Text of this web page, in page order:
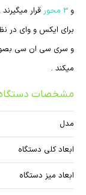
و قرار
برای ایکس و وای در
و سری سی ان سی
میکند .
مشخصات
مدل
ابعاد کلی دستگاه
ابعاد میز دستگاه